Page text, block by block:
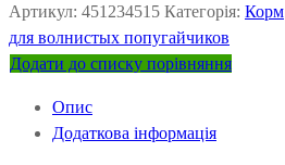
Артикул: 451234515 Категорія: Корм
для волнистых попугайчиков
Додати до списку порівняння
Опис
Додаткова інформація